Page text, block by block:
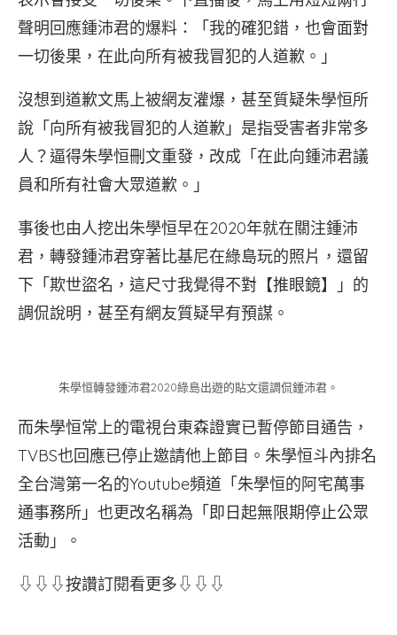
聲明回應鍾沛君的爆料：「我的確犯錯，也會面對
一切後果，在此向所有被我冒犯的人道歉。」
沒想到道歉文馬上被網友灌爆，甚至質疑朱學恒所
說「向所有被我冒犯的人道歉」是指受害者非常多
人？逼得朱學恒刪文重發，改成「在此向鍾沛君議
員和所有社會大眾道歉。」
事後也由人挖出朱學恒早在2020年就在關注鍾沛
君，轉發鍾沛君穿著比基尼在綠島玩的照片，還留
下「欺世盜名，這尺寸我覺得不對【推眼鏡】」的
調侃說明，甚至有網友質疑早有預謀。
朱學恒轉發鍾沛君2020綠島出遊的貼文還調侃鍾沛君。
而朱學恒常上的電視台東森證實已暫停節目通告，
TVBS也回應已停止邀請他上節目。朱學恒斗內排名
全台灣第一名的Youtube頻道「朱學恒的阿宅萬事
通事務所」也更改名稱為「即日起無限期停止公眾
活動」。
⇩⇩⇩按讚訂閱看更多⇩⇩⇩